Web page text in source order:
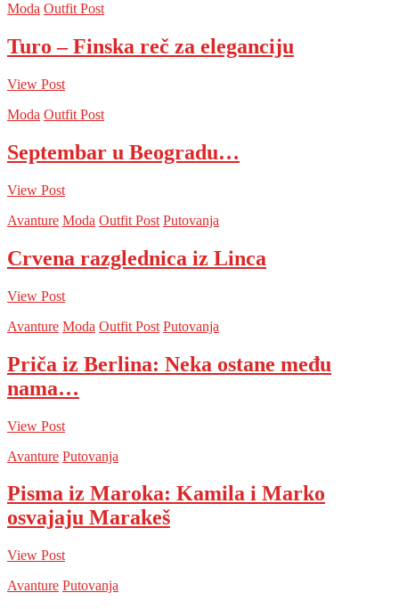
Moda Outfit Post
Turo – Finska reč za eleganciju
View Post
Moda Outfit Post
Septembar u Beogradu…
View Post
Avanture Moda Outfit Post Putovanja
Crvena razglednica iz Linca
View Post
Avanture Moda Outfit Post Putovanja
Priča iz Berlina: Neka ostane među
nama…
View Post
Avanture Putovanja
Pisma iz Maroka: Kamila i Marko
osvajaju Marakeš
View Post
Avanture Putovanja